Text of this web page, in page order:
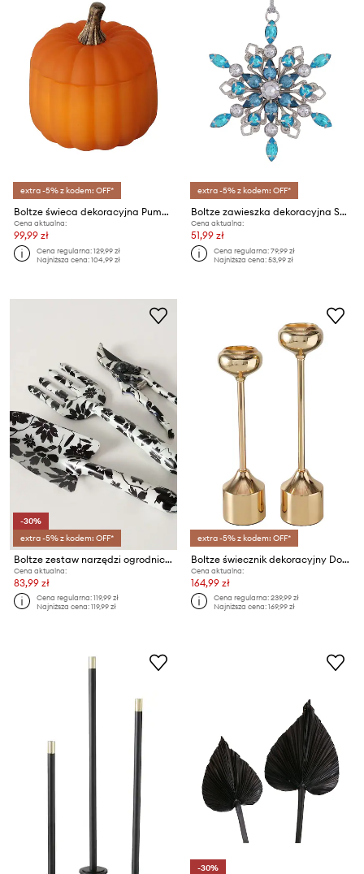
extra -5% z kodem: OFF*
Boltze świeca dekoracyjna Pumpkin 12 x 11,5 cm
Cena aktualna:
99,99 zł
Cena regularna:129,99 zł
Najniższa cena:104,99 zł
extra -5% z kodem: OFF*
Boltze zawieszka dekoracyjna Shine 10 cm
Cena aktualna:
51,99 zł
Cena regularna:79,99 zł
Najniższa cena:53,99 zł
-30%
extra -5% z kodem: OFF*
Boltze zestaw narzędzi ogrodniczych Esra 28 x 8 cm 3-pack
Cena aktualna:
83,99 zł
Cena regularna:119,99 zł
Najniższa cena:119,99 zł
extra -5% z kodem: OFF*
Boltze świecznik dekoracyjny Donus 2-pack
Cena aktualna:
164,99 zł
Cena regularna:239,99 zł
Najniższa cena:169,99 zł
-30%